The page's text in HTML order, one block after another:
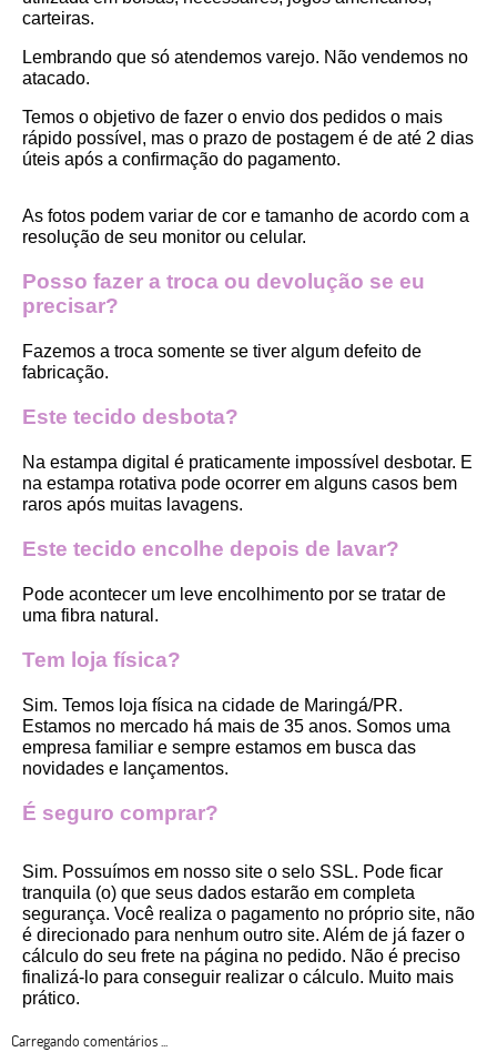
carteiras.
Lembrando que só atendemos varejo. Não vendemos no
atacado.
Temos o objetivo de fazer o envio dos pedidos o mais
rápido possível, mas o prazo de postagem é de até 2 dias
úteis após a confirmação do pagamento.
As fotos podem variar de cor e tamanho de acordo com a
resolução de seu monitor ou celular.
Posso fazer a troca ou devolução se eu
precisar?
Fazemos a troca somente se tiver algum defeito de
fabricação.
Este tecido desbota?
Na estampa digital é praticamente impossível desbotar. E
na estampa rotativa pode ocorrer em alguns casos bem
raros após muitas lavagens.
Este tecido encolhe depois de lavar?
Pode acontecer um leve encolhimento por se tratar de
uma fibra natural.
Tem loja física?
Sim. Temos loja física na cidade de Maringá/PR.
Estamos no mercado há mais de 35 anos. Somos uma
empresa familiar e sempre estamos em busca das
novidades e lançamentos.
É seguro comprar?
Sim. Possuímos em nosso site o selo SSL. Pode ficar
tranquila (o) que seus dados estarão em completa
segurança. Você realiza o pagamento no próprio site, não
é direcionado para nenhum outro site. Além de já fazer o
cálculo do seu frete na página no pedido. Não é preciso
finalizá-lo para conseguir realizar o cálculo. Muito mais
prático.
Carregando comentários ...